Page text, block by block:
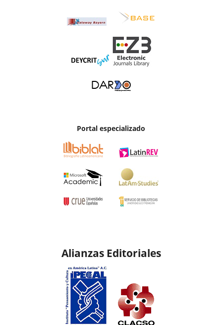
Portal especializado
Alianzas Editoriales